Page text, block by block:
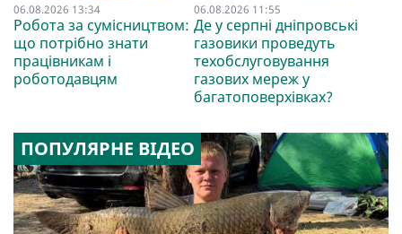
06.08.2026 13:34
Робота за сумісництвом:
що потрібно знати
працівникам і
роботодавцям
06.08.2026 11:55
Де у серпні дніпровські
газовики проведуть
техобслуговування
газових мереж у
багатоповерхівках?
ПОПУЛЯРНЕ ВІДЕО